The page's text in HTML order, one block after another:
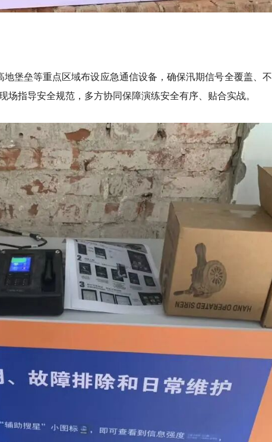
堡垒等重点区域布设应急通信设备，确保汛期信号全覆盖、
指导安全规范，多方协同保障演练安全有序、贴合实战。